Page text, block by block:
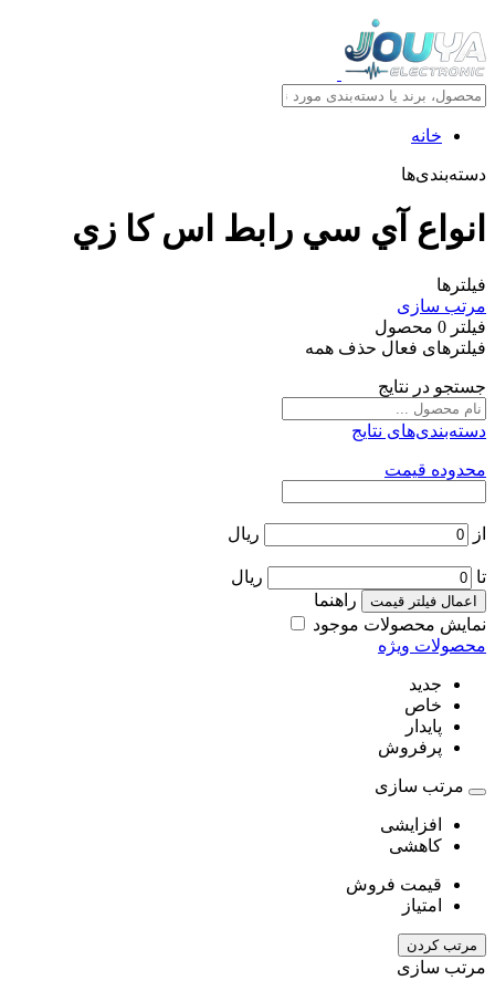
خانه
دسته‌بندی‌ها
انواع آي سي رابط اس کا زي
فیلترها
مرتب سازی
فیلتر 0 محصول
فیلترهای فعال حذف همه
جستجو در نتایج
دسته‌بندی‌های نتایج
محدوده قیمت
از ریال
تا ریال
اعمال فیلتر قیمت
راهنما
نمایش محصولات موجود
محصولات ویژه
جدید
خاص
پایدار
پرفروش
مرتب سازی
افزایشی
کاهشی
قیمت فروش
امتیاز
مرتب کردن
مرتب سازی